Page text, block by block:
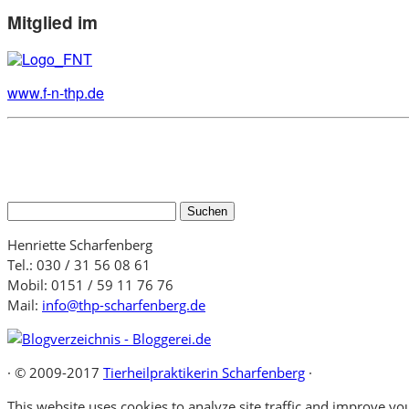
Mitglied im
www.f-n-thp.de
Henriette Scharfenberg
Tel.: 030 / 31 56 08 61
Mobil: 0151 / 59 11 76 76
Mail: info@thp-scharfenberg.de
· © 2009-2017 Tierheilpraktikerin Scharfenberg ·